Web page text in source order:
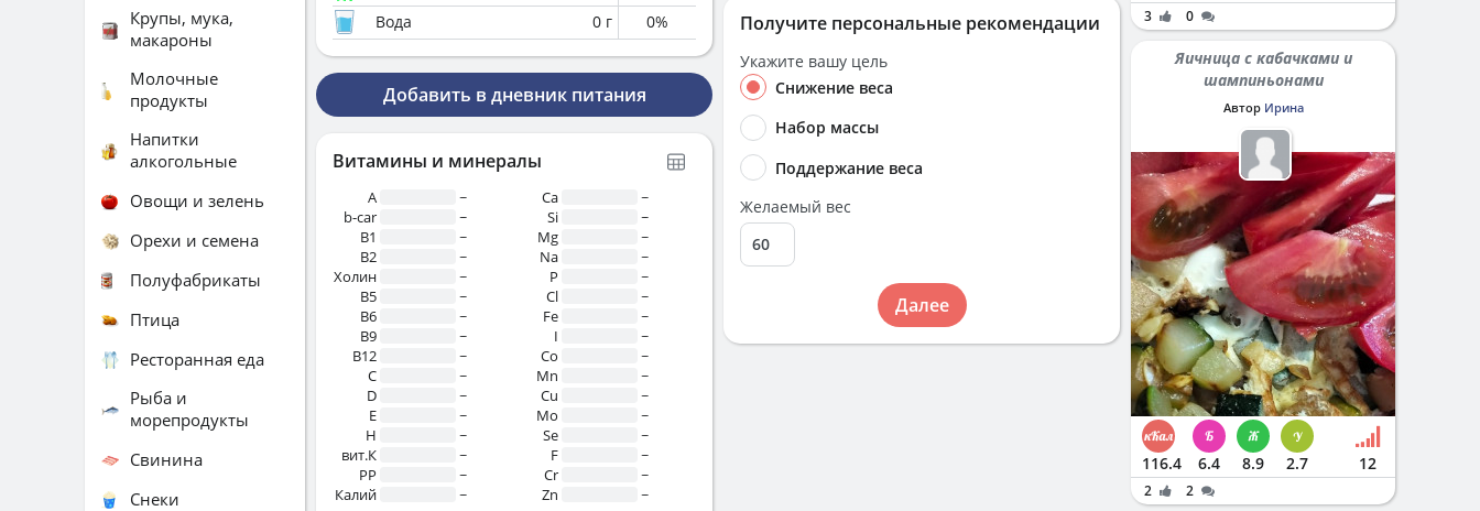
Вода
0 г 0%
Добавить в дневник питания
Витамины и минералы
A
~
b-car
~
В1
~
B2
~
Холин
~
B5
~
B6
~
B9
~
B12
~
C
~
D
~
E
~
H
~
вит.К
~
PP
~
Калий
~
Ca
~
Si
~
Mg
~
Na
~
P
~
Cl
~
Fe
~
I
~
Co
~
Mn
~
Cu
~
Mo
~
Se
~
F
~
Cr
~
Zn
~
Получите персональные рекомендации
Укажите вашу цель
Снижение веса
Набор массы
Поддержание веса
Желаемый вес
Далее
Крупы, мука,
макароны
Молочные
продукты
Напитки
алкогольные
Овощи и зелень
Орехи и семена
Полуфабрикаты
Птица
Ресторанная еда
Рыба и
морепродукты
Свинина
Снеки
3 0
Яичница с кабачками и
шампиньонами
Автор Ирина
116.4 6.4 8.9 2.7 12
2 2